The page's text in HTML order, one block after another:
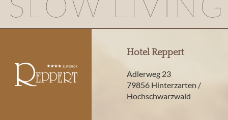
Hotel Reppert
Adlerweg 23
79856 Hinterzarten /
Hochschwarzwald